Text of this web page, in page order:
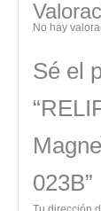
No hay
Sé el
023B”